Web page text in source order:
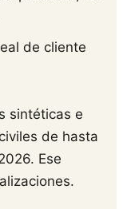
de cliente
sintéticas e
de hasta
Ese